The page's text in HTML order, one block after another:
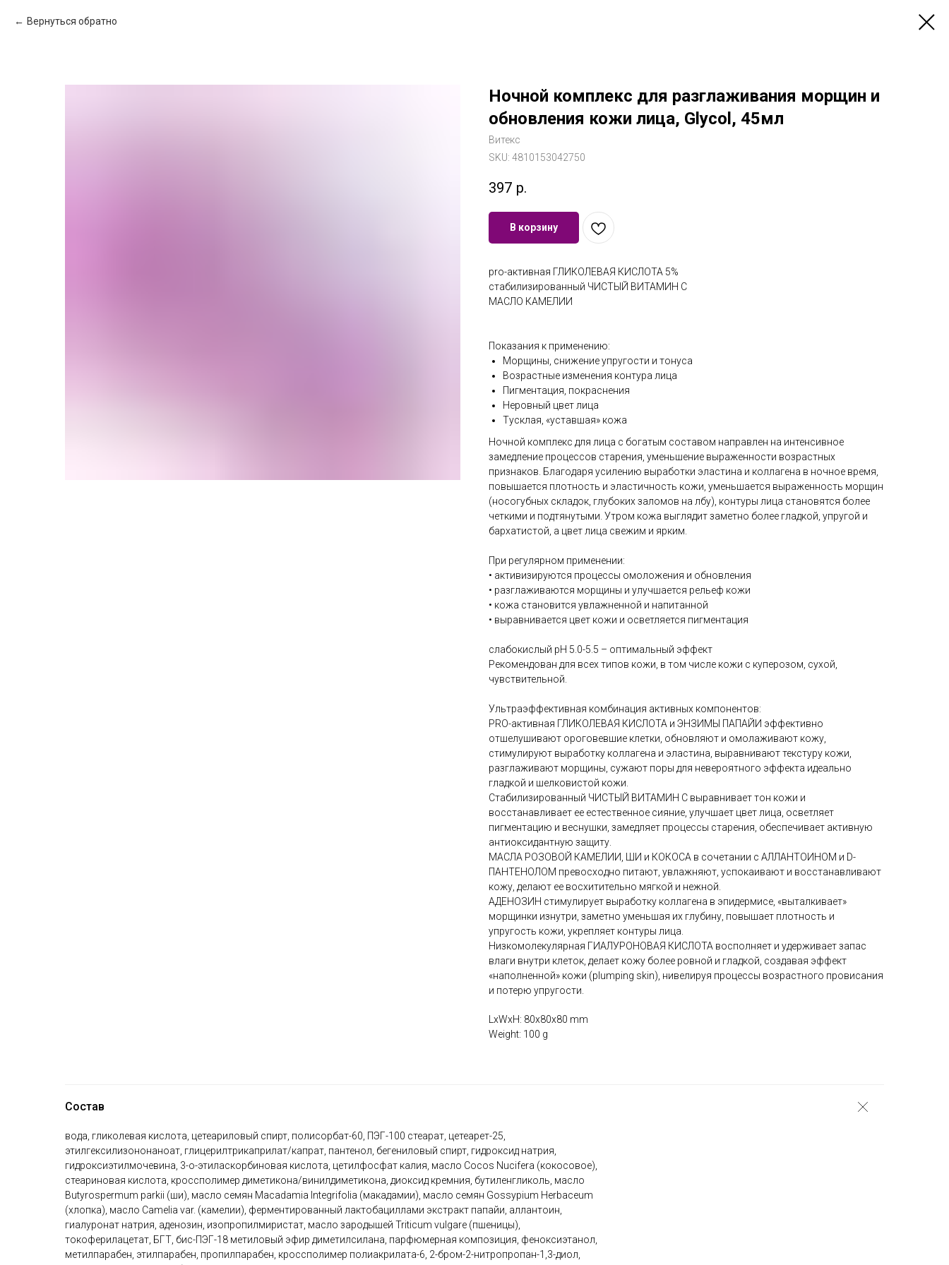
Вернуться обратно
Ночной комплекс для разглаживания морщин и
обновления кожи лица, Glycol, 45мл
Витекс
SKU: 4810153042750
397 р.
В корзину
pro-активная ГЛИКОЛЕВАЯ КИСЛОТА 5%
стабилизированный ЧИСТЫЙ ВИТАМИН С
МАСЛО КАМЕЛИИ
Показания к применению:
Морщины, снижение упругости и тонуса
Возрастные изменения контура лица
Пигментация, покраснения
Неровный цвет лица
Тусклая, «уставшая» кожа
Ночной комплекс для лица с богатым составом направлен на интенсивное
замедление процессов старения, уменьшение выраженности возрастных
признаков. Благодаря усилению выработки эластина и коллагена в ночное время,
повышается плотность и эластичность кожи, уменьшается выраженность морщин
(носогубных складок, глубоких заломов на лбу), контуры лица становятся более
четкими и подтянутыми. Утром кожа выглядит заметно более гладкой, упругой и
бархатистой, а цвет лица свежим и ярким.
При регулярном применении:
• активизируются процессы омоложения и обновления
• разглаживаются морщины и улучшается рельеф кожи
• кожа становится увлажненной и напитанной
• выравнивается цвет кожи и осветляется пигментация
слабокислый рН 5.0-5.5 – оптимальный эффект
Рекомендован для всех типов кожи, в том числе кожи с куперозом, сухой,
чувствительной.
Ультраэффективная комбинация активных компонентов:
PRO-активная ГЛИКОЛЕВАЯ КИСЛОТА и ЭНЗИМЫ ПАПАЙИ эффективно
отшелушивают ороговевшие клетки, обновляют и омолаживают кожу,
стимулируют выработку коллагена и эластина, выравнивают текстуру кожи,
разглаживают морщины, сужают поры для невероятного эффекта идеально
гладкой и шелковистой кожи.
Стабилизированный ЧИСТЫЙ ВИТАМИН С выравнивает тон кожи и
восстанавливает ее естественное сияние, улучшает цвет лица, осветляет
пигментацию и веснушки, замедляет процессы старения, обеспечивает активную
антиоксидантную защиту.
МАСЛА РОЗОВОЙ КАМЕЛИИ, ШИ и КОКОСА в сочетании с АЛЛАНТОИНОМ и D-
ПАНТЕНОЛОМ превосходно питают, увлажняют, успокаивают и восстанавливают
кожу, делают ее восхитительно мягкой и нежной.
АДЕНОЗИН стимулирует выработку коллагена в эпидермисе, «выталкивает»
морщинки изнутри, заметно уменьшая их глубину, повышает плотность и
упругость кожи, укрепляет контуры лица.
Низкомолекулярная ГИАЛУРОНОВАЯ КИСЛОТА восполняет и удерживает запас
влаги внутри клеток, делает кожу более ровной и гладкой, создавая эффект
«наполненной» кожи (plumping skin), нивелируя процессы возрастного провисания
и потерю упругости.
LxWxH: 80x80x80 mm
Weight: 100 g
Состав
вода, гликолевая кислота, цетеариловый спирт, полисорбат-60, ПЭГ-100 стеарат, цетеарет-25,
этилгексилизононаноат, глицерилтрикаприлат/капрат, пантенол, бегениловый спирт, гидроксид натрия,
гидроксиэтилмочевина, 3-o-этиласкорбиновая кислота, цетилфосфат калия, масло Cocos Nucifera (кокосовое),
стеариновая кислота, кроссполимер диметикона/винилдиметикона, диоксид кремния, бутиленгликоль, масло
Butyrospermum parkii (ши), масло семян Macadamia Integrifolia (макадамии), масло семян Gossypium Herbaceum
(хлопка), масло Camelia var. (камелии), ферментированный лактобациллами экстракт папайи, аллантоин,
гиалуронат натрия, аденозин, изопропилмиристат, масло зародышей Triticum vulgare (пшеницы),
токоферилацетат, БГТ, бис-ПЭГ-18 метиловый эфир диметилсилана, парфюмерная композиция, феноксиэтанол,
метилпарабен, этилпарабен, пропилпарабен, кроссполимер полиакрилата-6, 2-бром-2-нитропропан-1,3-диол,